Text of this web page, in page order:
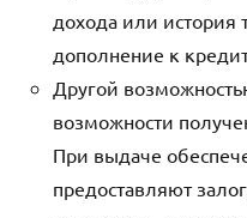
дохода или история
дополнение к
Другой
возможности
При выдаче
предоставляют